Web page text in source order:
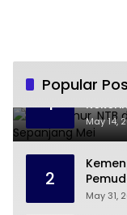
Popular
1
Jawa
May 14,
2
May 31,